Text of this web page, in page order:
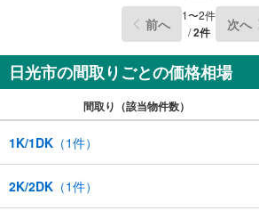
前へ 1〜2件
/2件 次へ
日光市の間取りごとの価格相場
間取り（該当物件数）
1K/1DK （1件）
2K/2DK （1件）